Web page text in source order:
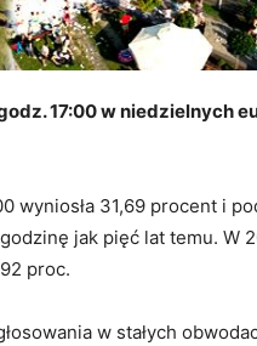
17:00 w niedzielnych
wyniosła 31,69 procent i
jak pięć lat temu. W
proc.
w stałych